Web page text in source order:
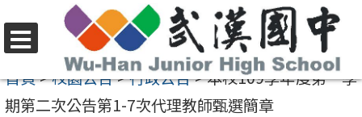
至
要
選
單
首頁>校園公告>行政公告>本校109學年度第一學
期第二次公告第1-7次代理教師甄選簡章